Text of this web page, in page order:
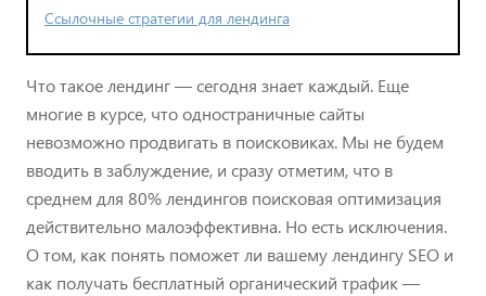
Ссылочные стратегии для лендинга
Что такое лендинг — сегодня знает каждый. Еще
многие в курсе, что одностраничные сайты
невозможно продвигать в поисковиках. Мы не будем
вводить в заблуждение, и сразу отметим, что в
среднем для 80% лендингов поисковая оптимизация
действительно малоэффективна. Но есть исключения.
О том, как понять поможет ли вашему лендингу SEO и
как получать бесплатный органический трафик —